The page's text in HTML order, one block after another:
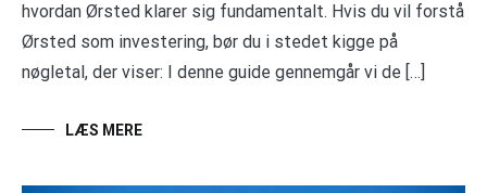
hvordan Ørsted klarer sig fundamentalt. Hvis du vil forstå
Ørsted som investering, bør du i stedet kigge på
nøgletal, der viser: I denne guide gennemgår vi de […]
LÆS MERE